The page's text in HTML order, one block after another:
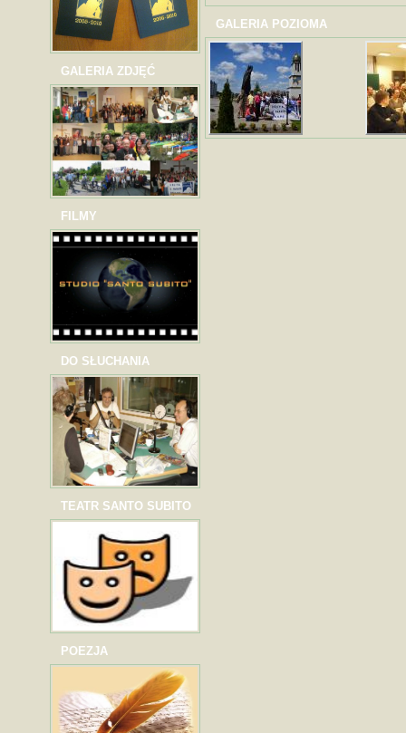
GALERIA ZDJĘĆ
FILMY
DO SŁUCHANIA
TEATR SANTO SUBITO
POEZJA
GALERIA POZIOMA